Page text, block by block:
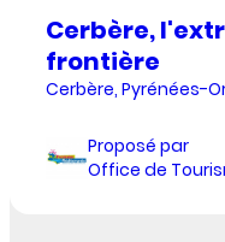
Cerbère,
frontière
Cerbère, Pyrénées-
Proposé par
Office de